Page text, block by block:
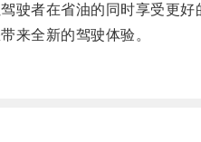
者在省油的同时享受更好
全新的驾驶体验。